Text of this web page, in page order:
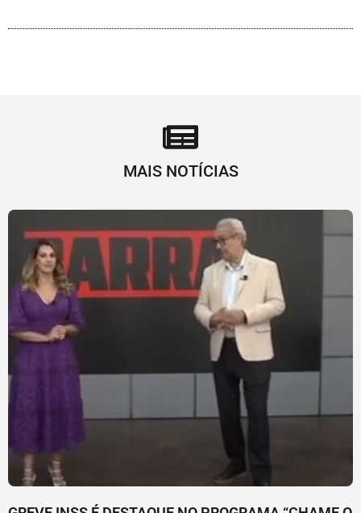
MAIS NOTÍCIAS